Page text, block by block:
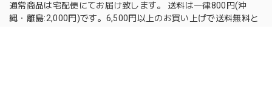
通常商品は宅配便にてお届け致します。 送料は一律800円(沖
縄・離島:2,000円)です。6,500円以上のお買い上げで送料無料と